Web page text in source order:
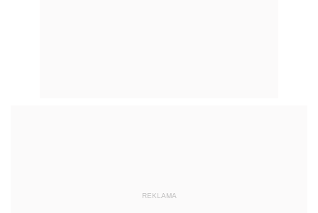
REKLAMA